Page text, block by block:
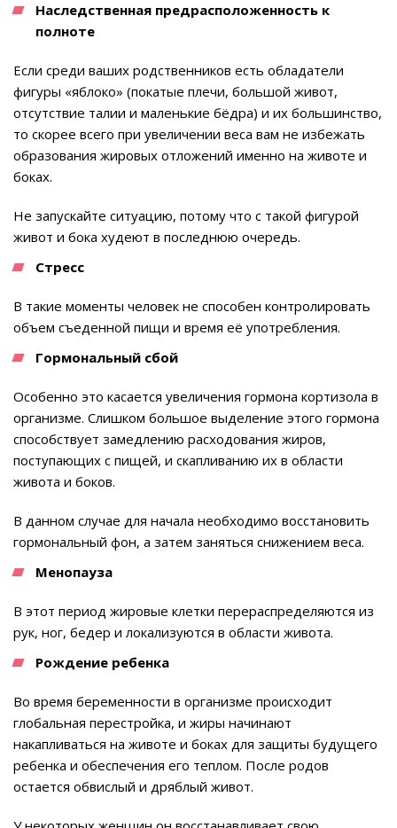
Наследственная предрасположенность к
полноте
Если среди ваших родственников есть обладатели
фигуры «яблоко» (покатые плечи, большой живот,
отсутствие талии и маленькие бёдра) и их большинство,
то скорее всего при увеличении веса вам не избежать
образования жировых отложений именно на животе и
боках.
Не запускайте ситуацию, потому что с такой фигурой
живот и бока худеют в последнюю очередь.
Стресс
В такие моменты человек не способен контролировать
объем съеденной пищи и время её употребления.
Гормональный сбой
Особенно это касается увеличения гормона кортизола в
организме. Слишком большое выделение этого гормона
способствует замедлению расходования жиров,
поступающих с пищей, и скапливанию их в области
живота и боков.
В данном случае для начала необходимо восстановить
гормональный фон, а затем заняться снижением веса.
Менопауза
В этот период жировые клетки перераспределяются из
рук, ног, бедер и локализуются в области живота.
Рождение ребенка
Во время беременности в организме происходит
глобальная перестройка, и жиры начинают
накапливаться на животе и боках для защиты будущего
ребенка и обеспечения его теплом. После родов
остается обвислый и дряблый живот.